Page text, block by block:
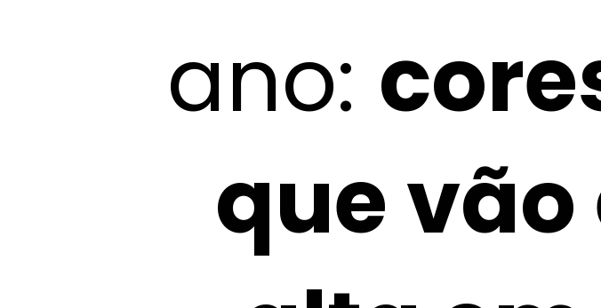
ano:
que